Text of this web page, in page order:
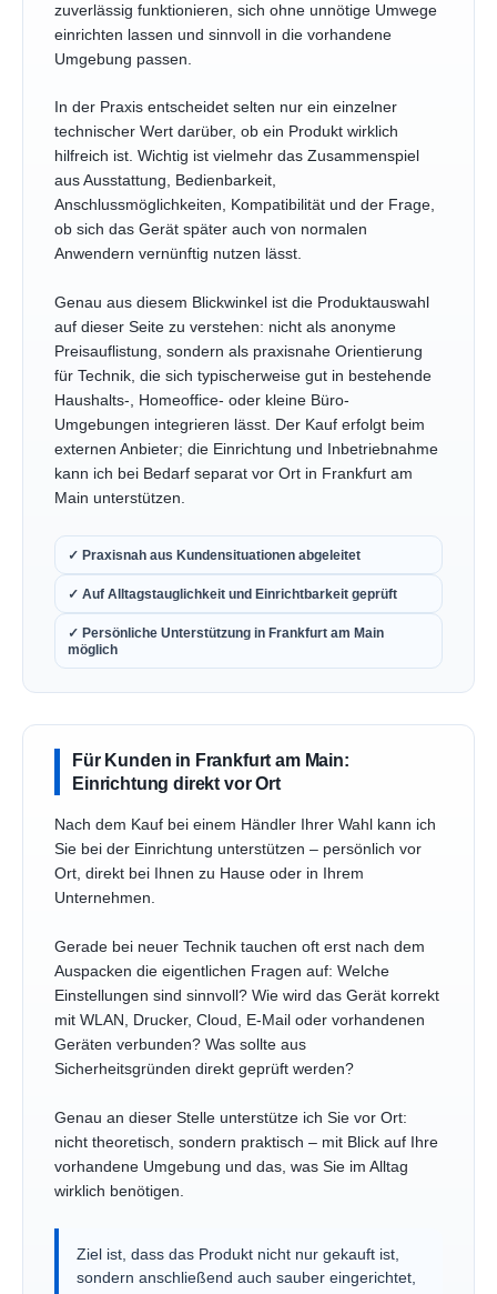
zuverlässig funktionieren, sich ohne unnötige Umwege
einrichten lassen und sinnvoll in die vorhandene
Umgebung passen.
In der Praxis entscheidet selten nur ein einzelner
technischer Wert darüber, ob ein Produkt wirklich
hilfreich ist. Wichtig ist vielmehr das Zusammenspiel
aus Ausstattung, Bedienbarkeit,
Anschlussmöglichkeiten, Kompatibilität und der Frage,
ob sich das Gerät später auch von normalen
Anwendern vernünftig nutzen lässt.
Genau aus diesem Blickwinkel ist die Produktauswahl
auf dieser Seite zu verstehen: nicht als anonyme
Preisauflistung, sondern als praxisnahe Orientierung
für Technik, die sich typischerweise gut in bestehende
Haushalts-, Homeoffice- oder kleine Büro-
Umgebungen integrieren lässt. Der Kauf erfolgt beim
externen Anbieter; die Einrichtung und Inbetriebnahme
kann ich bei Bedarf separat vor Ort in Frankfurt am
Main unterstützen.
✓ Praxisnah aus Kundensituationen abgeleitet
✓ Auf Alltagstauglichkeit und Einrichtbarkeit geprüft
✓ Persönliche Unterstützung in Frankfurt am Main
möglich
Für Kunden in Frankfurt am Main:
Einrichtung direkt vor Ort
Nach dem Kauf bei einem Händler Ihrer Wahl kann ich
Sie bei der Einrichtung unterstützen – persönlich vor
Ort, direkt bei Ihnen zu Hause oder in Ihrem
Unternehmen.
Gerade bei neuer Technik tauchen oft erst nach dem
Auspacken die eigentlichen Fragen auf: Welche
Einstellungen sind sinnvoll? Wie wird das Gerät korrekt
mit WLAN, Drucker, Cloud, E-Mail oder vorhandenen
Geräten verbunden? Was sollte aus
Sicherheitsgründen direkt geprüft werden?
Genau an dieser Stelle unterstütze ich Sie vor Ort:
nicht theoretisch, sondern praktisch – mit Blick auf Ihre
vorhandene Umgebung und das, was Sie im Alltag
wirklich benötigen.
Ziel ist, dass das Produkt nicht nur gekauft ist,
sondern anschließend auch sauber eingerichtet,